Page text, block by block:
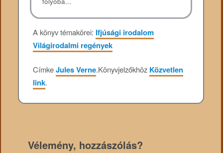
A könyv témakörei: Ifjúsági irodalom
Világirodalmi regények
CímkeJules Verne.Könyvjelzőkhöz Közvetlen
link.
Vélemény, hozzászólás?